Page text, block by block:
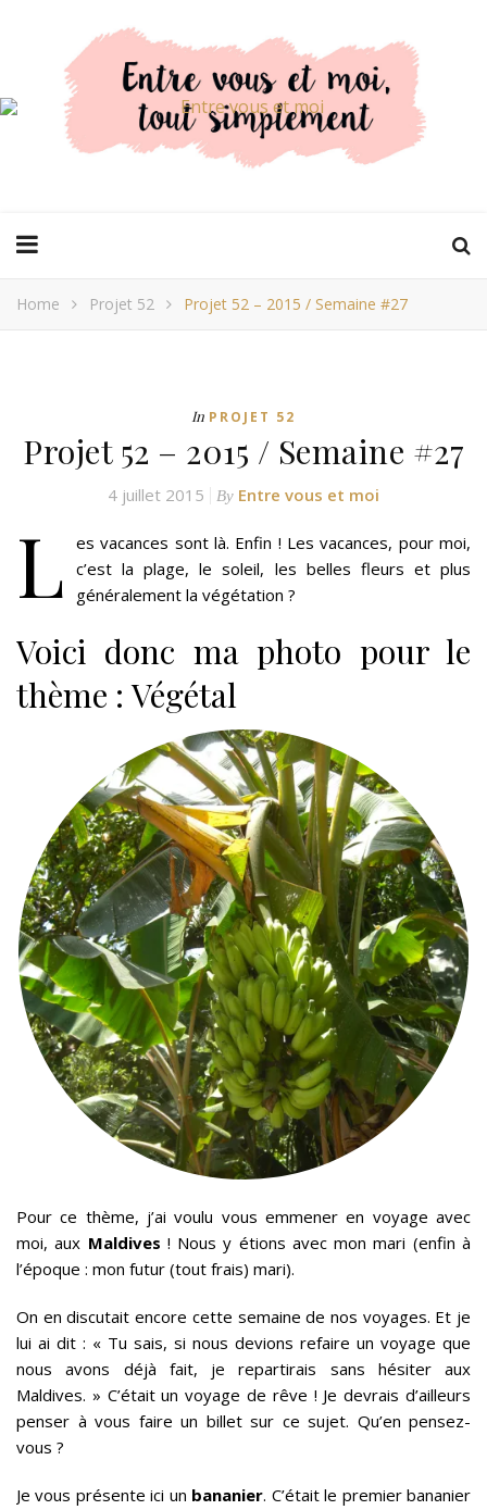
Home Projet 52 Projet 52 – 2015 / Semaine #27
In PROJET 52
Projet 52 – 2015 / Semaine #27
4 juillet 2015 By Entre vous et moi
L es vacances sont là. Enfin ! Les vacances, pour moi,
c’est la plage, le soleil, les belles fleurs et plus
généralement la végétation ?
Voici donc ma photo pour le
thème : Végétal
Pour ce thème, j’ai voulu vous emmener en voyage avec
moi, aux Maldives ! Nous y étions avec mon mari (enfin à
l’époque : mon futur (tout frais) mari).
On en discutait encore cette semaine de nos voyages. Et je
lui ai dit : « Tu sais, si nous devions refaire un voyage que
nous avons déjà fait, je repartirais sans hésiter aux
Maldives. » C’était un voyage de rêve ! Je devrais d’ailleurs
penser à vous faire un billet sur ce sujet. Qu’en pensez-
vous ?
Je vous présente ici un bananier. C’était le premier bananier